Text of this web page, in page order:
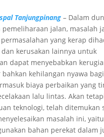
Tanjungpinang– Dalam
jalan, masalah
yang kerap
dan kerusakan lainnya untuk
dapat menyebabkan
kehilangan nyawa bagi
biaya perbaikan yang
lalu lintas. Akan
teknologi, telah ditemukan
masalah ini, yaitu
bahan perekat dalam